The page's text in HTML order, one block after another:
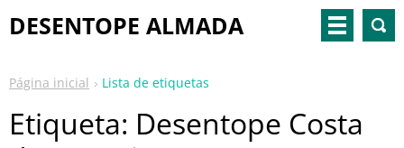
DESENTOPE ALMADA
Página inicial Lista de etiquetas
Etiqueta: Desentope Costa